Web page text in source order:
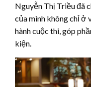
Nguyễn Thị Triều đã
của mình không chỉ ở
hành cuộc thi, góp
kiện.